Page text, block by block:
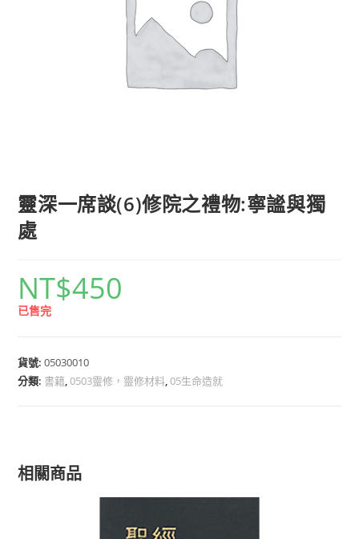
靈深一席談(6)修院之禮物:寧謐與獨
處
NT$450
已售完
貨號:05030010
分類: 書籍,0503靈修，靈修材料,05生命造就
相關商品